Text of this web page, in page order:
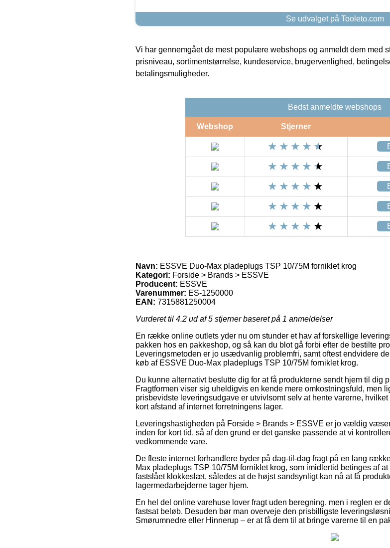
Se udvalget på Tooleto.com
Vi har gennemgået de mest populære webshops og anmeldt dem med
prisniveau, sortimentstørrelse, kundeservice, brugervenlighed,
betalingsmuligheder.
Bedst anmeldte webshops
Webshop Stjerner
Navn: ESSVE Duo-Max pladeplugs TSP 10/75M forniklet krog
Kategori: Forside > Brands > ESSVE
Producent: ESSVE
Varenummer: ES-1250000
EAN: 7315881250004
Vurderet til 4.2 ud af 5 stjerner baseret på 1 anmeldelser
En række online outlets yder nu om stunder et hav af forskellige
pakken hos en pakkeshop, og så kan du blot gå forbi efter de bestilte
Leveringsmetoden er jo usædvanlig problemfri, samt oftest endvidere
køb af ESSVE Duo-Max pladeplugs TSP 10/75M forniklet krog.
Du kunne alternativt beslutte dig for at få produkterne sendt hjem til dig
Fragtformen viser sig uheldigvis en kende mere omkostningsfuld, men
prisbevidste leveringsudgave er utvivlsomt selv at hente varerne,
kort afstand af internet forretningens lager.
Leveringshastigheden på Forside > Brands > ESSVE er jo vældig
inden for kort tid, så af den grund er det ganske passende at vi
vedkommende vare.
De fleste internet forhandlere byder på dag-til-dag fragt på en lang
Max pladeplugs TSP 10/75M forniklet krog, som imidlertid betinges af
fastslået klokkeslæt, således at de højst sandsynligt kan nå at få
lagermedarbejderne tager hjem.
En hel del online varehuse lover fragt uden beregning, men i reglen er
fastsat beløb. Desuden bør man overveje den prisbilligste
Smørumnedre eller Hinnerup – er at få dem til at bringe varerne til en